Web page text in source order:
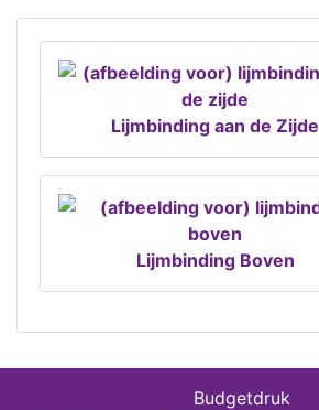
Lijmbinding aan de Zijde
Lijmbinding Boven
Budgetdruk